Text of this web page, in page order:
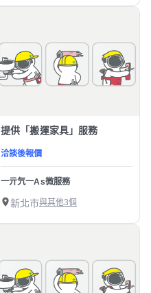
提供「搬運家具」服務
洽談後報價
一亓氕一As微服務
新北市與其他3個